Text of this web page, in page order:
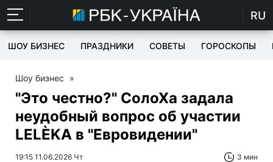
RU
ШОУ БИЗНЕС ПРАЗДНИКИ СОВЕТЫ ГОРОСКОПЫ
Шоу бизнес »
"Это честно?" СолоХа задала
неудобный вопрос об участии
LELÈKA в "Евровидении"
19:15 11.06.2026 Чт 3 мин